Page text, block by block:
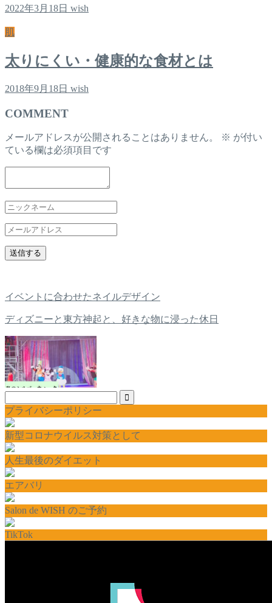
2022年3月18日 wish
肌
太りにくい・健康的な食材とは
2018年9月18日 wish
COMMENT
メールアドレスが公開されることはありません。 ※ が付い
ている欄は必須項目です
イベントに合わせたネイルデザイン
ディズニーと東方神起と、好きな物に浸った休日
プライバシーポリシー
新型コロナウイルス対策として
人生最後のダイエット
エアバリ
Salon de WISH のご予約
TikTok